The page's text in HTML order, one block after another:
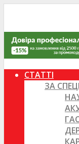
СТАТТІ
ЗА